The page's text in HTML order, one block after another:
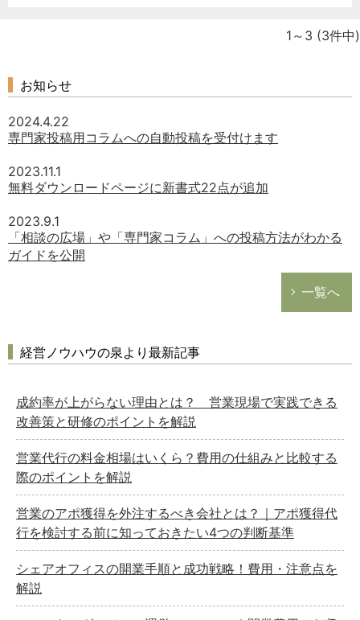
税務経理
1～3 (3件中)
お知らせ
2024.4.22
専門家投稿用コラムへの自動投稿を受付けます
2023.11.1
無料ダウンロードページに新書式22点が追加
2023.9.1
「相談の広場」や「専門家コラム」への投稿方法がわかる
ガイドを公開
一覧へ
経営ノウハウの泉より最新記事
成約率が上がらない理由とは？ 営業現場で実践できる
改善策と研修のポイントを解説
営業代行の料金相場はいくら？費用の仕組みと比較する
際のポイントを解説
営業のアポ獲得を外注するべき会社とは？｜アポ獲得代
行を検討する前に知っておきたい4つの判断基準
シェアオフィスの開業手順と成功戦略！費用・注意点を
解説